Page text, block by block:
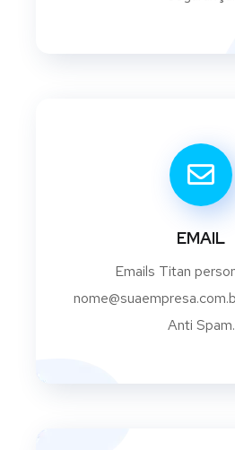
EMAIL
Emails Titan
Anti Spam.